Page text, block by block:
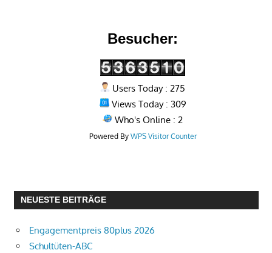
Besucher:
Users Today : 275
Views Today : 309
Who's Online : 2
Powered By WPS Visitor Counter
NEUESTE BEITRÄGE
Engagementpreis 80plus 2026
Schultüten-ABC